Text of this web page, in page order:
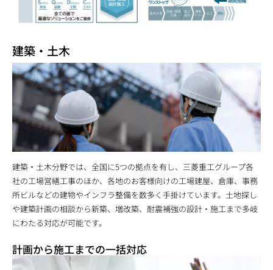
建築・土木
建築・土木分野では、全国に5つの拠点を有し、三菱重工グループ各
社の工場営繕工事のほか、各地のお客様向けの工場建屋、倉庫、事務
所ビルなどの建物やインフラ整備を数多く手掛けています。土地探し
や建築計画の相談から新築、増改築、耐震補強の設計・施工まで多岐
にわたる対応が可能です。
計画から施工までの一括対応